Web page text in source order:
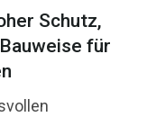
Schutz,
für